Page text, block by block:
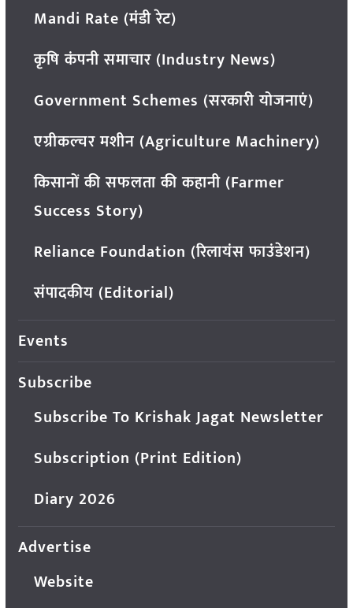
Mandi Rate (मंडी रेट)
कृषि कंपनी समाचार (Industry News)
Government Schemes (सरकारी योजनाएं)
एग्रीकल्चर मशीन (Agriculture Machinery)
किसानों की सफलता की कहानी (Farmer
Success Story)
Reliance Foundation (रिलायंस फाउंडेशन)
संपादकीय (Editorial)
Events
Subscribe
Subscribe To Krishak Jagat Newsletter
Subscription (Print Edition)
Diary 2026
Advertise
Website